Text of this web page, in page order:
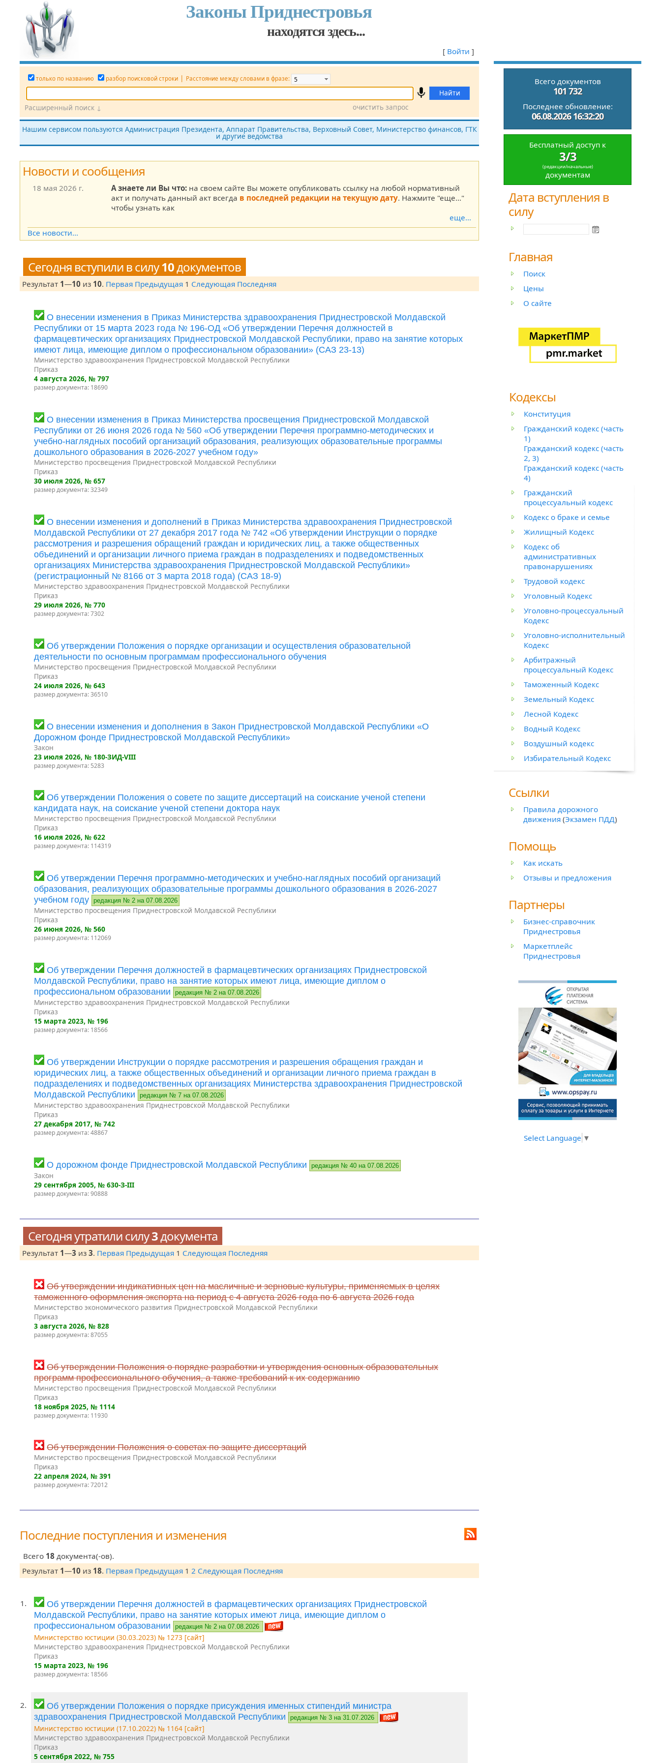
Законы Приднестровья
находятся здесь...
[ Войти ]
Всего документов
101 732
Последнее обновление:
06.08.2026 16:32:20
Бесплатный доступ к
3/3
(редакции/начальные)
документам
Дата вступления в
силу
Open the calendar popup.
Главная
Поиск
Цены
О сайте
Кодексы
Конституция
Гражданский кодекс (часть
1)
Гражданский кодекс (часть
2, 3)
Гражданский кодекс (часть
4)
Гражданский
процессуальный кодекс
Кодекс о браке и семье
Жилищный Кодекс
Кодекс об
административных
правонарушениях
Трудовой кодекс
Уголовный Кодекс
Уголовно-процессуальный
Кодекс
Уголовно-исполнительный
Кодекс
Арбитражный
процессуальный Кодекс
Таможенный Кодекс
Земельный Кодекс
Лесной Кодекс
Водный Кодекс
Воздушный кодекс
Избирательный Кодекс
Ссылки
Правила дорожного
движения (Экзамен ПДД)
Помощь
Как искать
Отзывы и предложения
Партнеры
Бизнес-справочник
Приднестровья
Маркетплейс
Приднестровья
Select Language ▼
только по названию разбор поисковой строки | Расстояние между словами в фразе:
Номер док. Дата Источник (САЗ)
без текста
очистить запрос
Расширенный поиск ↓
Нашим сервисом пользуются Администрация Президента, Аппарат Правительства, Верховный Совет, Министерство финансов, ГТК
и другие ведомства
Новости и сообщения
18 мая 2026 г. А знаете ли Вы что: на своем сайте Вы можете опубликовать ссылку на любой нормативный
акт и получать данный акт всегда в последней редакции на текущую дату. Нажмите "еще..."
чтобы узнать как
еще...
Все новости...
Сегодня вступили в силу10документов
Результат 1—10 из 10. Первая Предыдущая 1 Следующая Последняя
О внесении изменения в Приказ Министерства здравоохранения Приднестровской Молдавской
Республики от 15 марта 2023 года № 196-ОД «Об утверждении Перечня должностей в
фармацевтических организациях Приднестровской Молдавской Республики, право на занятие которых
имеют лица, имеющие диплом о профессиональном образовании» (САЗ 23-13)
Министерство здравоохранения Приднестровской Молдавской Республики
Приказ
4 августа 2026, № 797
размер документа: 18690
О внесении изменения в Приказ Министерства просвещения Приднестровской Молдавской
Республики от 26 июня 2026 года № 560 «Об утверждении Перечня программно-методических и
учебно-наглядных пособий организаций образования, реализующих образовательные программы
дошкольного образования в 2026-2027 учебном году»
Министерство просвещения Приднестровской Молдавской Республики
Приказ
30 июля 2026, № 657
размер документа: 32349
О внесении изменения и дополнений в Приказ Министерства здравоохранения Приднестровской
Молдавской Республики от 27 декабря 2017 года № 742 «Об утверждении Инструкции о порядке
рассмотрения и разрешения обращений граждан и юридических лиц, а также общественных
объединений и организации личного приема граждан в подразделениях и подведомственных
организациях Министерства здравоохранения Приднестровской Молдавской Республики»
(регистрационный № 8166 от 3 марта 2018 года) (САЗ 18-9)
Министерство здравоохранения Приднестровской Молдавской Республики
Приказ
29 июля 2026, № 770
размер документа: 7302
Об утверждении Положения о порядке организации и осуществления образовательной
деятельности по основным программам профессионального обучения
Министерство просвещения Приднестровской Молдавской Республики
Приказ
24 июля 2026, № 643
размер документа: 36510
О внесении изменения и дополнения в Закон Приднестровской Молдавской Республики «О
Дорожном фонде Приднестровской Молдавской Республики»
Закон
23 июля 2026, № 180-ЗИД-VIII
размер документа: 5283
Об утверждении Положения о совете по защите диссертаций на соискание ученой степени
кандидата наук, на соискание ученой степени доктора наук
Министерство просвещения Приднестровской Молдавской Республики
Приказ
16 июля 2026, № 622
размер документа: 114319
Об утверждении Перечня программно-методических и учебно-наглядных пособий организаций
образования, реализующих образовательные программы дошкольного образования в 2026-2027
учебном году
редакция № 2 на 07.08.2026
Министерство просвещения Приднестровской Молдавской Республики
Приказ
26 июня 2026, № 560
размер документа: 112069
Об утверждении Перечня должностей в фармацевтических организациях Приднестровской
Молдавской Республики, право на занятие которых имеют лица, имеющие диплом о
профессиональном образовании
редакция № 2 на 07.08.2026
Министерство здравоохранения Приднестровской Молдавской Республики
Приказ
15 марта 2023, № 196
размер документа: 18566
Об утверждении Инструкции о порядке рассмотрения и разрешения обращения граждан и
юридических лиц, а также общественных объединений и организации личного приема граждан в
подразделениях и подведомственных организациях Министерства здравоохранения Приднестровской
Молдавской Республики
редакция № 7 на 07.08.2026
Министерство здравоохранения Приднестровской Молдавской Республики
Приказ
27 декабря 2017, № 742
размер документа: 48867
О дорожном фонде Приднестровской Молдавской Республики редакция № 40 на 07.08.2026
Закон
29 сентября 2005, № 630-З-III
размер документа: 90888
Сегодня утратили силу3документа
Результат 1—3 из 3. Первая Предыдущая 1 Следующая Последняя
Об утверждении индикативных цен на масличные и зерновые культуры, применяемых в целях
таможенного оформления экспорта на период с 4 августа 2026 года по 6 августа 2026 года
Министерство экономического развития Приднестровской Молдавской Республики
Приказ
3 августа 2026, № 828
размер документа: 87055
Об утверждении Положения о порядке разработки и утверждения основных образовательных
программ профессионального обучения, а также требований к их содержанию
Министерство просвещения Приднестровской Молдавской Республики
Приказ
18 ноября 2025, № 1114
размер документа: 11930
Об утверждении Положения о советах по защите диссертаций
Министерство просвещения Приднестровской Молдавской Республики
Приказ
22 апреля 2024, № 391
размер документа: 72012
Последние поступления и изменения
Всего 18 документа(-ов).
Результат 1—10 из 18. Первая Предыдущая 1 2 Следующая Последняя
1.
Об утверждении Перечня должностей в фармацевтических организациях Приднестровской
Молдавской Республики, право на занятие которых имеют лица, имеющие диплом о
профессиональном образовании
редакция № 2 на 07.08.2026
Министерство юстиции (30.03.2023) № 1273 [сайт]
Министерство здравоохранения Приднестровской Молдавской Республики
Приказ
15 марта 2023, № 196
размер документа: 18566
2.
Об утверждении Положения о порядке присуждения именных стипендий министра
здравоохранения Приднестровской Молдавской Республики
редакция № 3 на 31.07.2026
Министерство юстиции (17.10.2022) № 1164 [сайт]
Министерство здравоохранения Приднестровской Молдавской Республики
Приказ
5 сентября 2022, № 755